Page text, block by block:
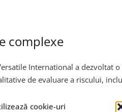
cookie-uri
complexe
International a dezvoltat
de evaluare a riscului,
a identifica, cuantifica si
Versatile International este